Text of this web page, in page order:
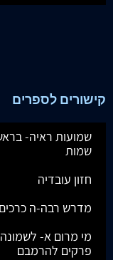
קישורים לספרים
שמועות ראיה-
שמות
חזון עובדיה
מדרש רבה-ה כרכים
מי מרום א- לשמונה
פרקים להרמבם